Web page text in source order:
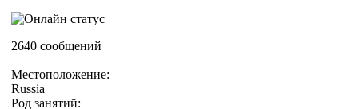
2640 сообщений
Местоположение:
Russia
Род занятий: